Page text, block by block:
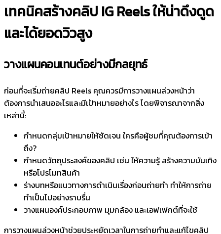
เทคนิคสร้างคลิป IG Reels ให้น่าดึงดูด
และได้ยอดวิวสูง
วางแผนคอนเทนต์อย่างมีกลยุทธ์
ก่อนที่จะเริ่มถ่ายคลิป Reels คุณควรมีการวางแผนล่วงหน้าว่า
ต้องการนำเสนออะไรและมีเป้าหมายอย่างไร โดยพิจารณาจากสิ่ง
เหล่านี้:
กำหนดกลุ่มเป้าหมายให้ชัดเจน ใครคือผู้ชมที่คุณต้องการเข้า
ถึง?
กำหนดวัตถุประสงค์ของคลิป เช่น ให้ความรู้ สร้างความบันเทิง
หรือโปรโมทสินค้า
ร่างบทหรือแนวทางการดำเนินเรื่องก่อนถ่ายทำ ทำให้การถ่าย
ทำเป็นไปอย่างราบรื่น
วางแผนองค์ประกอบภาพ มุมกล้อง และเอฟเฟกต์ที่จะใช้
การวางแผนล่วงหน้าช่วยประหยัดเวลาในการถ่ายทำและแก้ไขคลิป